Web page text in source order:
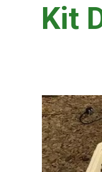
Kit